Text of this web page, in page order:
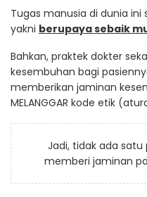
Tugas manusia di dunia ini
yakni berupaya sebaik
Bahkan, praktek dokter
kesembuhan bagi
memberikan jaminan
MELANGGAR kode etik
Jadi, tidak ada
memberi jaminan